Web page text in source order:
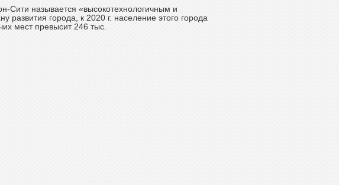
Сити называется «высокотехнологичным и
развития города, к 2020 г. население этого города
мест превысит 246 тыс.